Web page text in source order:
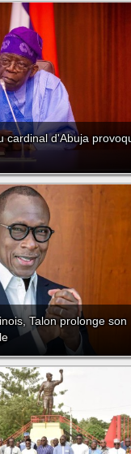
cardinal d'Abuja
Talon prolonge son